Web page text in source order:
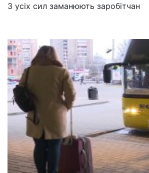
З усіх сил заманюють заробітчан